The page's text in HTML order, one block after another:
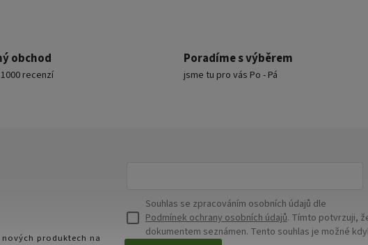
obchod
recenzí
Poradíme s výběrem
jsme tu pro vás Po - Pá
produktech na
Souhlas se zpracováním osobních údajů dle
Podmínek ochrany osobních údajů. Tímto potvrzuji,
dokumentem seznámen. Tento souhlas je možné